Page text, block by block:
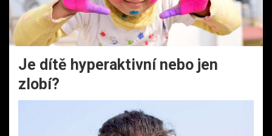
Je dítě hyperaktivní nebo jen
zlobí?